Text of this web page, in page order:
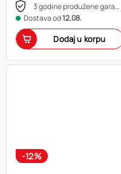
3 godine produžene garancije
Dostava od12.08.
Dodaj u korpu
-12%